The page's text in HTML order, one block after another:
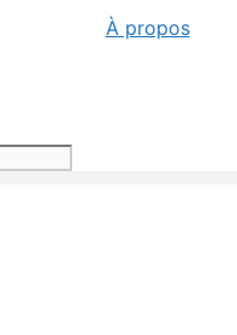
À propos